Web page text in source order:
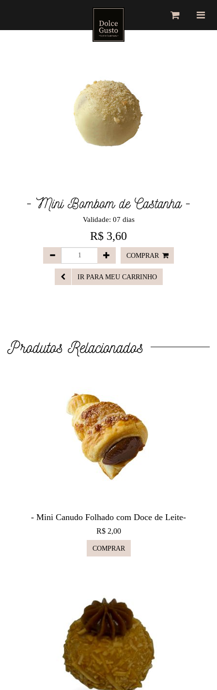
Toggle
navigation
- Mini Bombom de Castanha -
Validade: 07 dias
R$ 3,60
COMPRAR
IR PARA MEU CARRINHO
Produtos Relacionados
- Mini Canudo Folhado com Doce de Leite-
R$ 2,00
COMPRAR